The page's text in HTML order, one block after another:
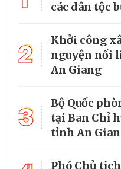
các dân tộc
2
Khởi công
nguyện nối
An Giang
3
Bộ Quốc
tại Ban Chỉ
tỉnh An
Phó Chủ